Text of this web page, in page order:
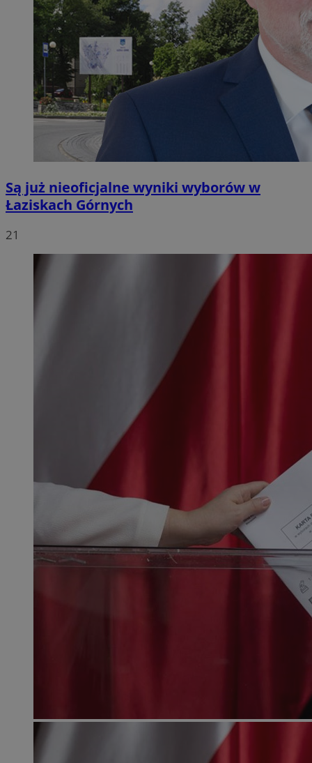
Są już nieoficjalne wyniki wyborów w
Łaziskach Górnych
21